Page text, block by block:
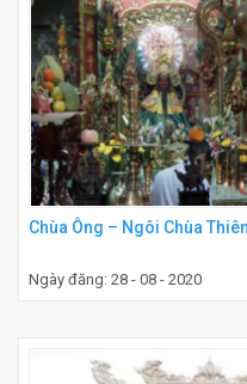
Chùa Ông – Ngôi Chùa
Ngày đăng: 28 - 08 - 2020